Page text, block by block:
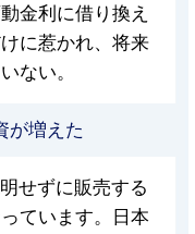
金利に借り換え
に惹かれ、将来
ない。
が増えた
せずに販売する
ています。日本